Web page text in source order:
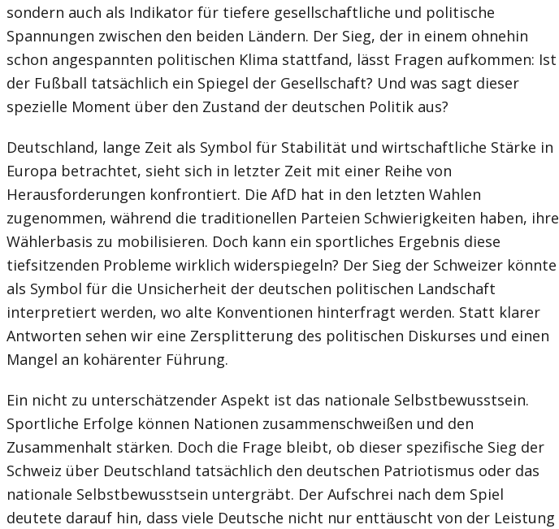
sondern auch als Indikator für tiefere gesellschaftliche und politische
Spannungen zwischen den beiden Ländern. Der Sieg, der in einem ohnehin
schon angespannten politischen Klima stattfand, lässt Fragen aufkommen: Ist
der Fußball tatsächlich ein Spiegel der Gesellschaft? Und was sagt dieser
spezielle Moment über den Zustand der deutschen Politik aus?
Deutschland, lange Zeit als Symbol für Stabilität und wirtschaftliche Stärke in
Europa betrachtet, sieht sich in letzter Zeit mit einer Reihe von
Herausforderungen konfrontiert. Die AfD hat in den letzten Wahlen
zugenommen, während die traditionellen Parteien Schwierigkeiten haben, ihre
Wählerbasis zu mobilisieren. Doch kann ein sportliches Ergebnis diese
tiefsitzenden Probleme wirklich widerspiegeln? Der Sieg der Schweizer könnte
als Symbol für die Unsicherheit der deutschen politischen Landschaft
interpretiert werden, wo alte Konventionen hinterfragt werden. Statt klarer
Antworten sehen wir eine Zersplitterung des politischen Diskurses und einen
Mangel an kohärenter Führung.
Ein nicht zu unterschätzender Aspekt ist das nationale Selbstbewusstsein.
Sportliche Erfolge können Nationen zusammenschweißen und den
Zusammenhalt stärken. Doch die Frage bleibt, ob dieser spezifische Sieg der
Schweiz über Deutschland tatsächlich den deutschen Patriotismus oder das
nationale Selbstbewusstsein untergräbt. Der Aufschrei nach dem Spiel
deutete darauf hin, dass viele Deutsche nicht nur enttäuscht von der Leistung